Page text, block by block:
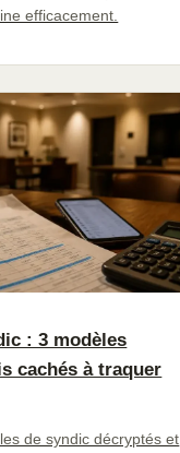
efficacement.
: 3 modèles
cachés à traquer
de syndic décryptés et